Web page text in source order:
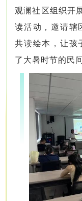
观澜社区组织开
读活动，邀请辖
共读绘本，让孩
了大暑时节的民